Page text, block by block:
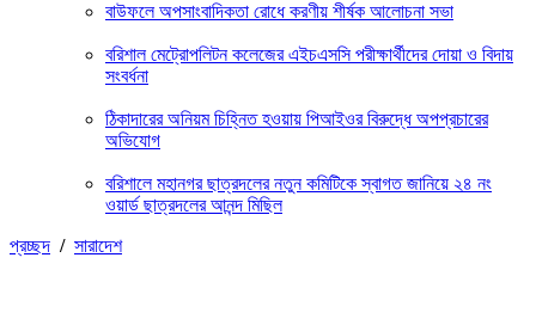
বাউফলে অপসাংবাদিকতা রোধে করণীয় শীর্ষক আলোচনা সভা
বরিশাল মেট্রোপলিটন কলেজের এইচএসসি পরীক্ষার্থীদের দোয়া ও বিদায়
সংবর্ধনা
ঠিকাদারের অনিয়ম চিহ্নিত হওয়ায় পিআইওর বিরুদ্ধে অপপ্রচারের
অভিযোগ
বরিশালে মহানগর ছাত্রদলের নতুন কমিটিকে স্বাগত জানিয়ে ২৪ নং
ওয়ার্ড ছাত্রদলের আনন্দ মিছিল
প্রচ্ছদ / সারাদেশ